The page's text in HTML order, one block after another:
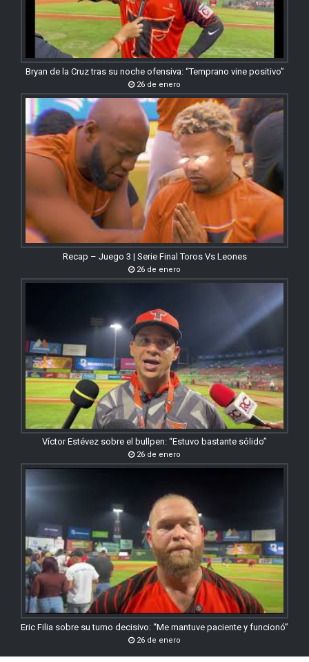
Bryan de la Cruz tras su noche ofensiva: “Temprano vine positivo”
26 de enero
Recap – Juego 3 | Serie Final Toros Vs Leones
26 de enero
Víctor Estévez sobre el bullpen: “Estuvo bastante sólido”
26 de enero
Eric Filia sobre su turno decisivo: “Me mantuve paciente y funcionó”
26 de enero